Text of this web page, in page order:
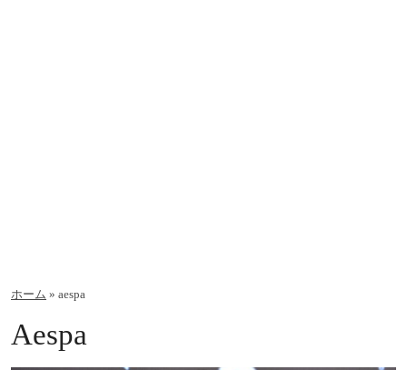
ホーム » aespa
Aespa